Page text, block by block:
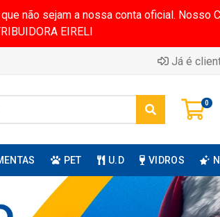
não sejam a nossa conta oficial. Nosso
EIRELI
Já é
0
PET U.D VIDROS